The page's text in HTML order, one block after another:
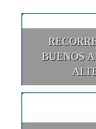
BUENOS